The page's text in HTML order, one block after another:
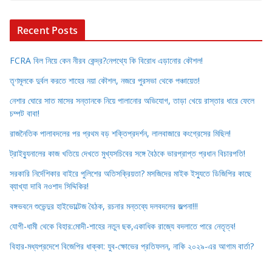
Recent Posts
FCRA বিল নিয়ে কেন নীরব কেন্দ্র?নেপথ্যে কি বিরোধ এড়ানোর কৌশল!
তৃণমূলকে দুর্বল করতে শাহের নয়া কৌশল, নজরে পুরসভা থেকে পঞ্চায়েত!
নেশার ঘোরে সাত মাসের সন্তানকে নিয়ে পালানোর অভিযোগ, তাড়া খেয়ে রাস্তার ধারে ফেলে
চম্পট বাবা!
রাজনৈতিক পালাবদলের পর প্রথম বড় শক্তিপ্রদর্শন, লালবাজারে কংগ্রেসের মিছিল!
ট্রাইব্যুনালের কাজ খতিয়ে দেখতে মুখ্যসচিবের সঙ্গে বৈঠকে ভারপ্রাপ্ত প্রধান বিচারপতি!
সরকারি নির্দেশিকার বাইরে পুলিশের অতিসক্রিয়তা? মসজিদের মাইক ইস্যুতে ডিজিপির কাছে
ব্যাখ্যা দাবি নওশাদ সিদ্দিকির!
বঙ্গভবনে শুভেন্দুর হাইভোল্টেজ বৈঠক, রচনার মন্তব্যে দলবদলের জল্পনা!!!
যোগী-ধামী থেকে বিহার:মোদী-শাহের নতুন ছক,একাধিক রাজ্যে বদলাতে পারে নেতৃত্ব!
বিহার-মধ্যপ্রদেশে বিজেপির ধাক্কা: যুব-ক্ষোভের প্রতিফলন, নাকি ২০২৯-এর আগাম বার্তা?